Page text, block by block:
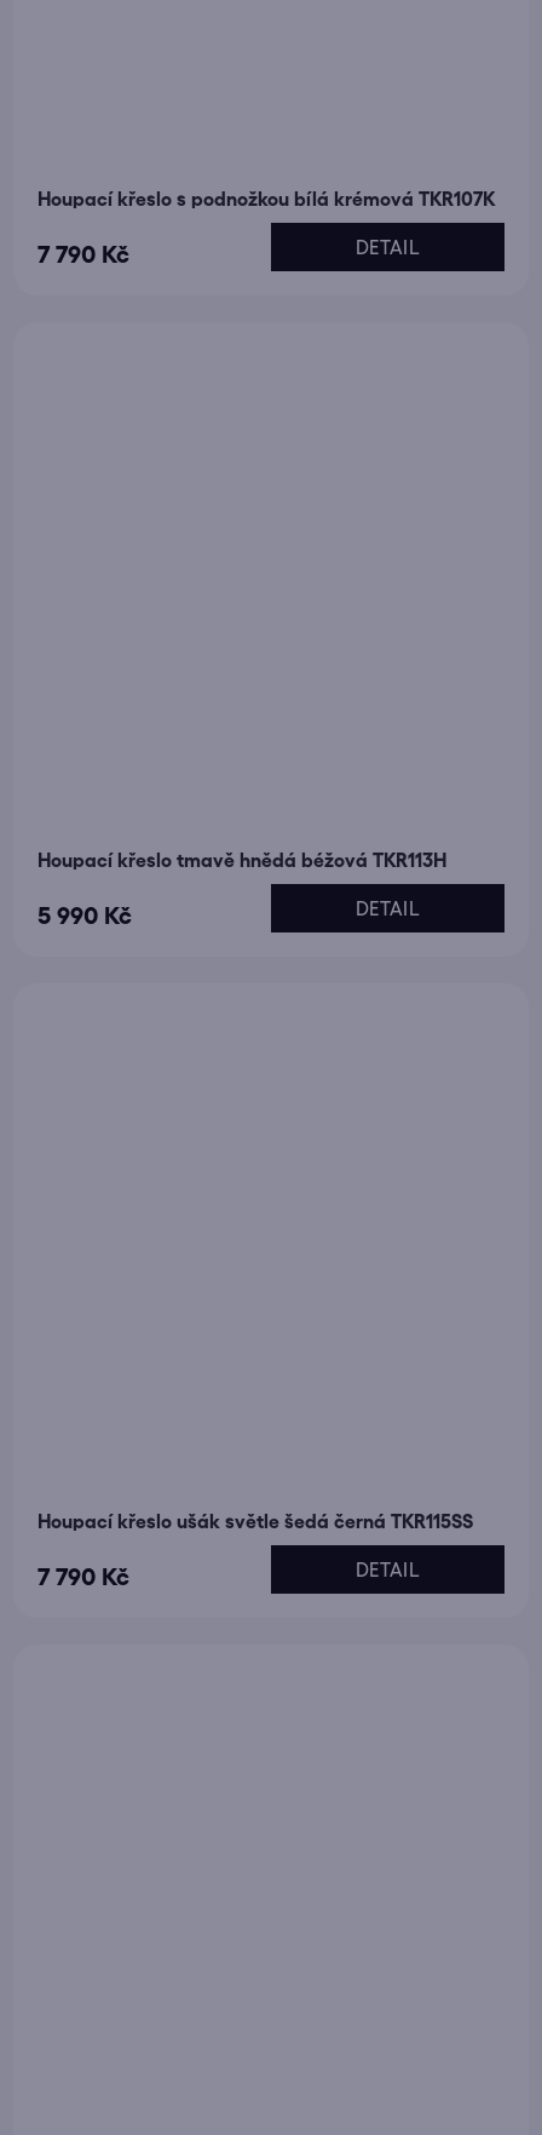
Houpací křeslo s podnožkou bílá krémová TKR107K
7 790 Kč DETAIL
Houpací křeslo tmavě hnědá béžová TKR113H
5 990 Kč DETAIL
Houpací křeslo ušák světle šedá černá TKR115SS
7 790 Kč DETAIL